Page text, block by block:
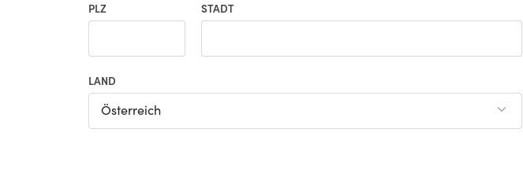
PLZ STADT
LAND
Österreich